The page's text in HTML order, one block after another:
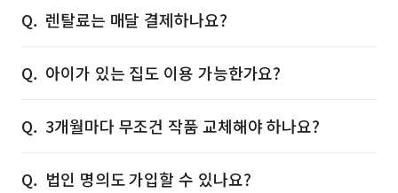
렌탈료는 매달 결제하나요?
아이가 있는 집도 이용 가능한가요?
3개월마다 무조건 작품 교체해야 하나요?
법인 명의도 가입할 수 있나요?